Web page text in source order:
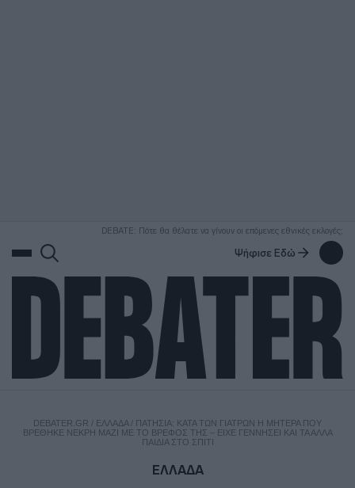
DEBATE: Πότε θα θέλατε να γίνουν οι επόμενες εθνικές εκλογές;
Ψήφισε Εδώ
DEBATER.GR / ΕΛΛΑΔΑ/ ΠΑΤΉΣΙΑ: ΚΑΤΆ ΤΩΝ ΓΙΑΤΡΏΝ Η ΜΗΤΈΡΑ ΠΟΥ
ΒΡΈΘΗΚΕ ΝΕΚΡΉ ΜΑΖΊ ΜΕ ΤΟ ΒΡΈΦΟΣ ΤΗΣ – ΕΊΧΕ ΓΕΝΝΉΣΕΙ ΚΑΙ ΤΑ ΆΛΛΑ
ΠΑΙΔΙΆ ΣΤΟ ΣΠΊΤΙ
ΕΛΛΑΔΑ